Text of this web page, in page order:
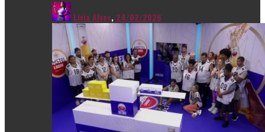
Livia Alves, 24/02/2026